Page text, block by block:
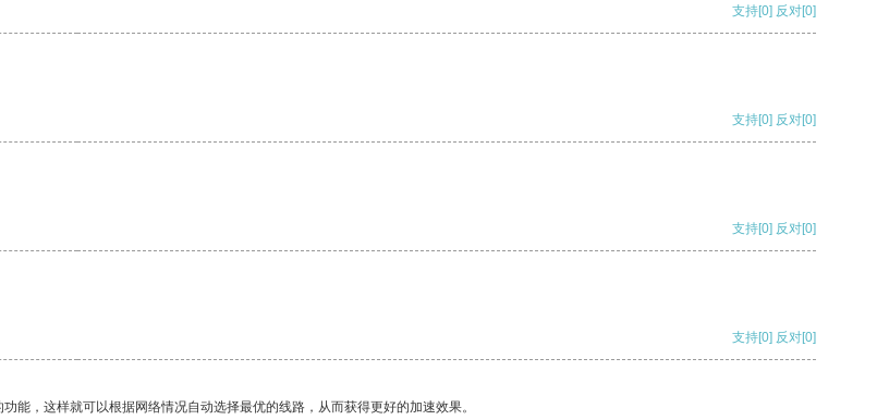
支持[0] 反对[0]
支持[0] 反对[0]
支持[0] 反对[0]
支持[0] 反对[0]
，这样就可以根据网络情况自动选择最优的线路，从而获得更好的加速效果。